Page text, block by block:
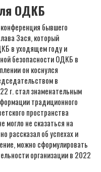
ОДКБ
бывшего
Зася, который
в уходящем году и
безопасности ОДКБ в
он коснулся
в
г. стал знаменательным
традиционного
пространства
могло не сказаться на
рассказал об успехах и
можно сформулировать
организации в 2022